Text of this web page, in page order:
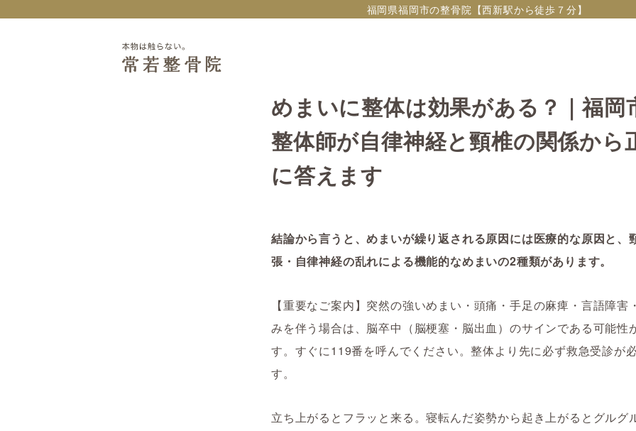
福岡県福岡市の整骨院【西新駅から徒歩７分】
めまいに整体は効果がある？｜福岡
整体師が自律神経と頸椎の関係から
に答えます
結論から言うと、めまいが繰り返される原因には医療的な原因と、
張・自律神経の乱れによる機能的なめまいの2種類があります。
【重要なご案内】突然の強いめまい・頭痛・手足の麻痺・言語障害
みを伴う場合は、脳卒中（脳梗塞・脳出血）のサインである可能性
す。すぐに119番を呼んでください。整体より先に必ず救急受診が
す。
立ち上がるとフラッと来る。寝転んだ姿勢から起き上がるとグルグ